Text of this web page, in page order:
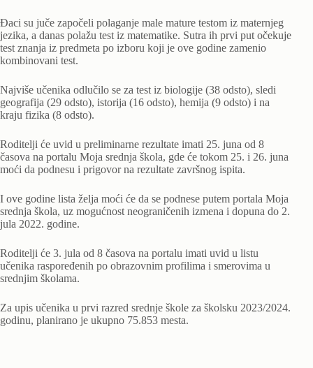
Đaci su juče započeli polaganje male mаture testom iz maternjeg
jezika, a danas polažu test iz matematike. Sutra ih prvi put očekuje
test znanja iz predmeta po izboru koji je ove godine zamenio
kombinovani test.
Najviše učenika odlučilo se za test iz biologije (38 odsto), sledi
geografija (29 odsto), istorija (16 odsto), hemija (9 odsto) i na
kraju fizika (8 odsto).
Roditelji će uvid u preliminarne rezultate imati 25. juna od 8
časova na portalu Moja srednja škola, gde će tokom 25. i 26. juna
moći da podnesu i prigovor na rezultate završnog ispita.
I ove godine lista želja moći će da se podnese putem portala Moja
srednja škola, uz mogućnost neograničenih izmena i dopuna do 2.
jula 2022. godine.
Roditelji će 3. jula od 8 časova na portalu imati uvid u listu
učenika raspoređenih po obrazovnim profilima i smerovima u
srednjim školama.
Za upis učenika u prvi razred srednje škole za školsku 2023/2024.
godinu, planirano je ukupno 75.853 mesta.